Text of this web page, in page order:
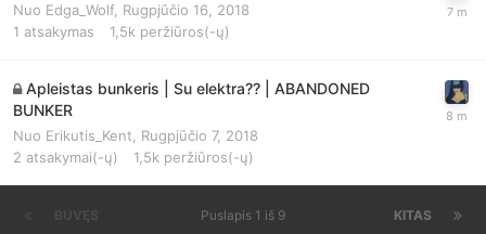
Nuo Edga_Wolf, Rugpjūčio 16, 2018
1 atsakymas 1,5k peržiūros(-ų)
Apleistas bunkeris | Su elektra?? | ABANDONED
BUNKER
Nuo Erikutis_Kent, Rugpjūčio 7, 2018
2 atsakymai(-ų) 1,5k peržiūros(-ų)
KITAS
Puslapis 1 iš 9